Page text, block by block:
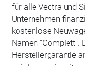
für alle Vectra und
Unternehmen
kostenlose
Namen "Complett".
Herstellergarantie